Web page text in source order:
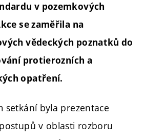
v pozemkových
se zaměřila na
vědeckých poznatků do
protierozních a
opatření.
setkání byla prezentace
v oblasti rozboru